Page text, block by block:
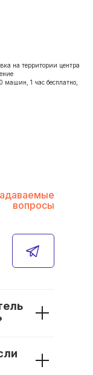
на территории центра
1 час бесплатно,
вопросы